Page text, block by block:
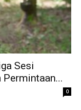
Sesi
0